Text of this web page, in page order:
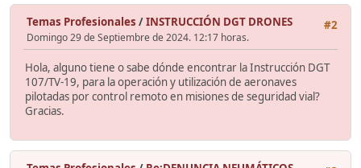
#2
Temas Profesionales /INSTRUCCIÓN DGT DRONES
Domingo 29 de Septiembre de 2024. 12:17 horas.
Hola, alguno tiene o sabe dónde encontrar la Instrucción DGT
107/TV-19, para la operación y utilización de aeronaves
pilotadas por control remoto en misiones de seguridad vial?
Gracias.